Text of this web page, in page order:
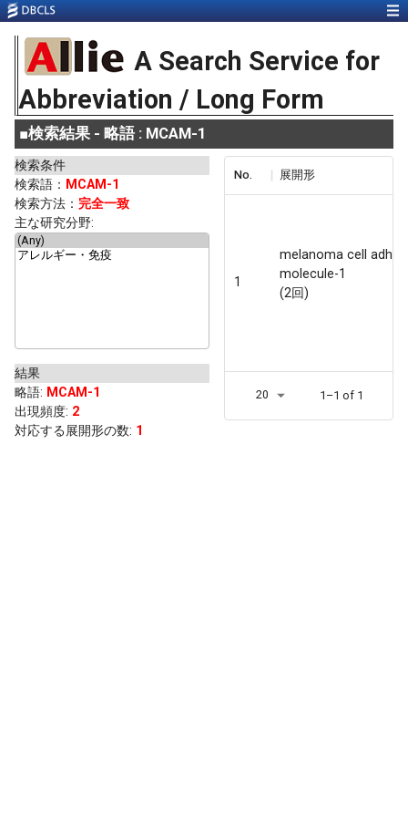
A Search Service for
Abbreviation / Long Form
■検索結果 - 略語 : MCAM-1
検索条件
検索語： MCAM-1
検索方法： 完全一致
主な研究分野:
結果
略語: MCAM-1
出現頻度: 2
対応する展開形の数: 1
No. 展開形
1
melanoma cell
molecule-1
(2回)
20 1–1 of 1